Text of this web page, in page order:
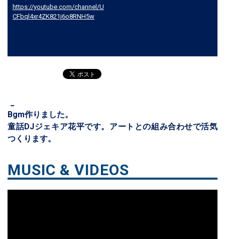
https://youtube.com/channel/U
CFbql4xr4ZK821j6o8RNH5w
Bgm作りました。
童話DJジェキア花平です。アートとの組み合わせで活気
つくります。
MUSIC & VIDEOS